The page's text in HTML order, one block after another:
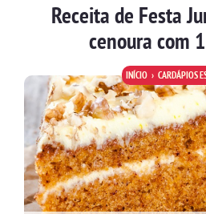
Receita de Festa
cenoura com
INÍCIO CARDÁPIOS